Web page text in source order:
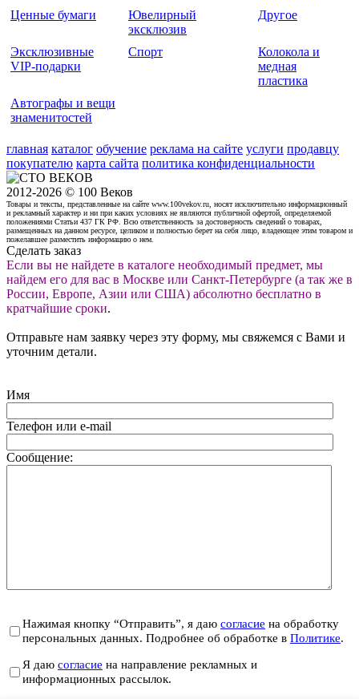
Ценные бумаги
Ювелирный
эксклюзив
Другое
Эксклюзивные
VIP-подарки
Спорт
Колокола и
медная
пластика
Автографы и вещи
знаменитостей
главная каталог обучение реклама на сайте услуги продавцу
покупателю карта сайта политика конфиденциальности
2012-2026 © 100 Веков
Товары и тексты, представленные на сайте www.100vekov.ru, носят исключительно информационный
и рекламный характер и ни при каких условиях не являются публичной офертой, определяемой
положениями Статьи 437 ГК РФ. Всю ответственность за достоверность сведений о товарах,
размещенных на данном ресурсе, целиком и полностью берет на себя лицо, владеющее этим товаром и
пожелавшее разместить информацию о нем.
Сделать заказ
Если вы не найдете в каталоге необходимый предмет, мы
найдем его для вас в Москве или Санкт-Петербурге (а так же в
России, Европе, Азии или США) абсолютно бесплатно в
кратчайшие сроки.
Отправьте нам заявку через эту форму, мы свяжемся с Вами и
уточним детали.
Имя
Телефон или e-mail
Сообщение:
Нажимая кнопку “Отправить”, я даю согласие на обработку
персональных данных. Подробнее об обработке в Политике.
Я даю согласие на направление рекламных и
информационных рассылок.